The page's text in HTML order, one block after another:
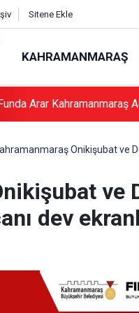
Sitene Ekle
KAHRAMANMARAŞ
Arar Kahramanmaraş
Onikişubat ve
ve
dev